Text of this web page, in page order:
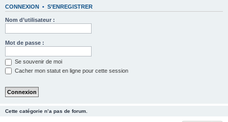
e
CONNEXION • S’ENREGISTRER
Nom d’utilisateur :
Mot de passe :
Se souvenir de moi
Cacher mon statut en ligne pour cette session
Cette catégorie n’a pas de forum.